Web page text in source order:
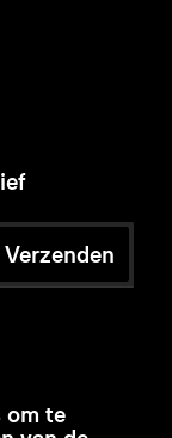
Verzenden
om te